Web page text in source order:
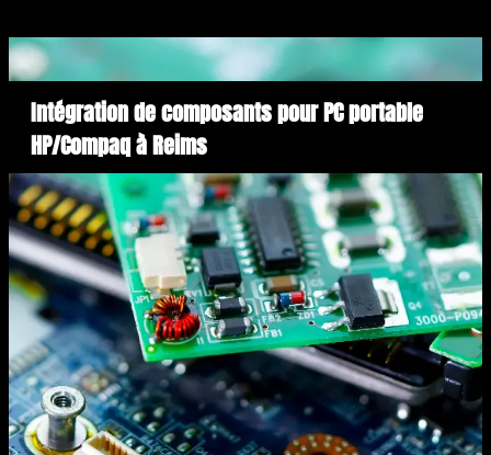
Intégration de composants pour PC portable
HP/Compaq à Reims